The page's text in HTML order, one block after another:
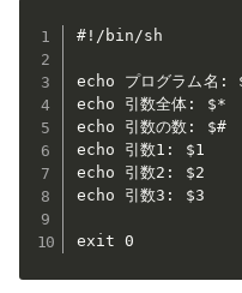
#!/bin/sh
echo プログラム名:
echo 引数全体: $*
echo 引数の数: $#
echo 引数1: $1
echo 引数2: $2
echo 引数3: $3
exit 0